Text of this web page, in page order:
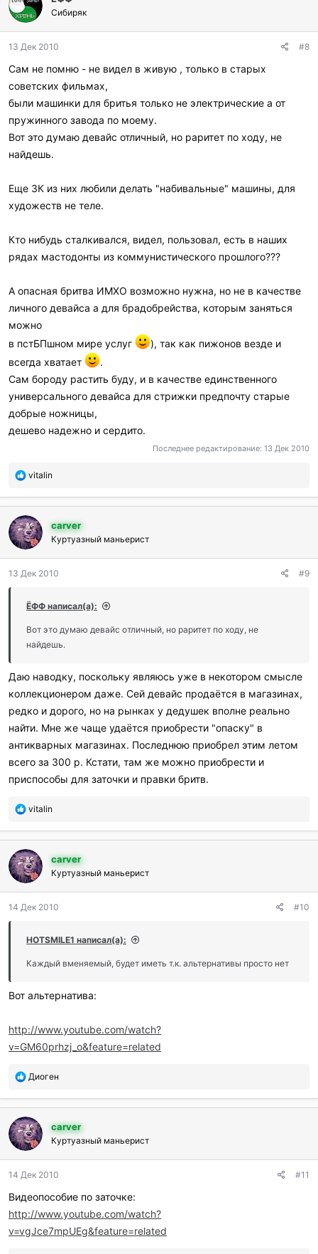
Сибиряк
13 Дек 2010 #8
Сам не помню - не видел в живую , только в старых
советских фильмах,
были машинки для бритья только не электрические а от
пружинного завода по моему.
Вот это думаю девайс отличный, но раритет по ходу, не
найдешь.
Еще ЗК из них любили делать "набивальные" машины, для
художеств не теле.
Кто нибудь сталкивался, видел, пользовал, есть в наших
рядах мастодонты из коммунистического прошлого???
А опасная бритва ИМХО возможно нужна, но не в качестве
личного девайса а для брадобрейства, которым заняться
можно
в пстБПшном мире услуг
), так как пижонов везде и
всегда хватает
.
Сам бороду растить буду, и в качестве единственного
универсального девайса для стрижки предпочту старые
добрые ножницы,
дешево надежно и сердито.
Последнее редактирование: 13 Дек 2010
П
б
л
а
г
о
а
и
и
vitalin
carver
Куртуазный маньерист
13 Дек 2010 #9
ЁФФ написал(а):
Вот это думаю девайс отличный, но раритет по ходу, не
найдешь.
Даю наводку, поскольку являюсь уже в некотором смысле
коллекционером даже. Сей девайс продаётся в магазинах,
редко и дорого, но на рынках у дедушек вполне реально
найти. Мне же чаще удаётся приобрести "опаску" в
антикварных магазинах. Последнюю приобрел этим летом
всего за 300 р. Кстати, там же можно приобрести и
приспособы для заточки и правки бритв.
П
б
л
а
г
о
а
и
и
vitalin
carver
Куртуазный маньерист
14 Дек 2010 #10
HOTSMILE1 написал(а):
Каждый вменяемый, будет иметь т.к. альтернативы просто нет
Вот альтернатива:
http://www.youtube.com/watch?
v=GM60prhzj_o&feature=related
П
б
л
а
г
о
а
и
л
и
Диоген
carver
Куртуазный маньерист
14 Дек 2010 #11
Видеопособие по заточке:
http://www.youtube.com/watch?
v=vgJce7mpUEg&feature=related